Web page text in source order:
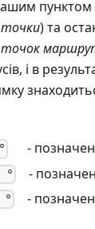
точки) та
точок
і в
-
° -
° -